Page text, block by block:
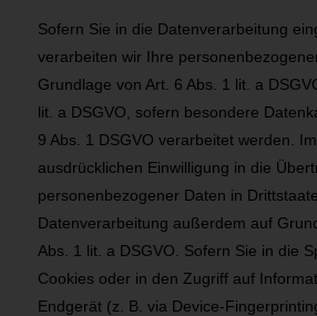
Sofern Sie in die Datenverarbeitung
verarbeiten wir Ihre
Grundlage von Art. 6 Abs. 1 lit. a
lit. a DSGVO, sofern besondere
9 Abs. 1 DSGVO verarbeitet werden.
ausdrücklichen Einwilligung in die
personenbezogener Daten in
Datenverarbeitung außerdem auf
Abs. 1 lit. a DSGVO. Sofern Sie in die
Cookies oder in den Zugriff auf
Endgerät (z. B. via Device-